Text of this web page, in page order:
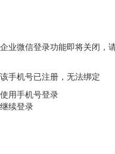
企业微信登录功能即将关闭，
该手机号已注册，无法绑定
使用手机号登录
继续登录